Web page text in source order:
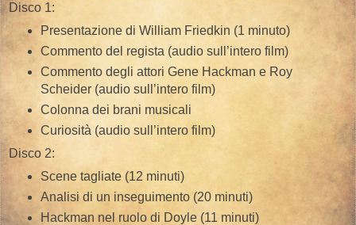
Disco 1:
Presentazione di William Friedkin (1 minuto)
Commento del regista (audio sull’intero film)
Commento degli attori Gene Hackman e Roy
Scheider (audio sull’intero film)
Colonna dei brani musicali
Curiosità (audio sull’intero film)
Disco 2:
Scene tagliate (12 minuti)
Analisi di un inseguimento (20 minuti)
Hackman nel ruolo di Doyle (11 minuti)